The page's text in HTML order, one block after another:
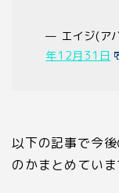
— エイジ(ア
年12月31日
以下の記事で今
のかまとめていま